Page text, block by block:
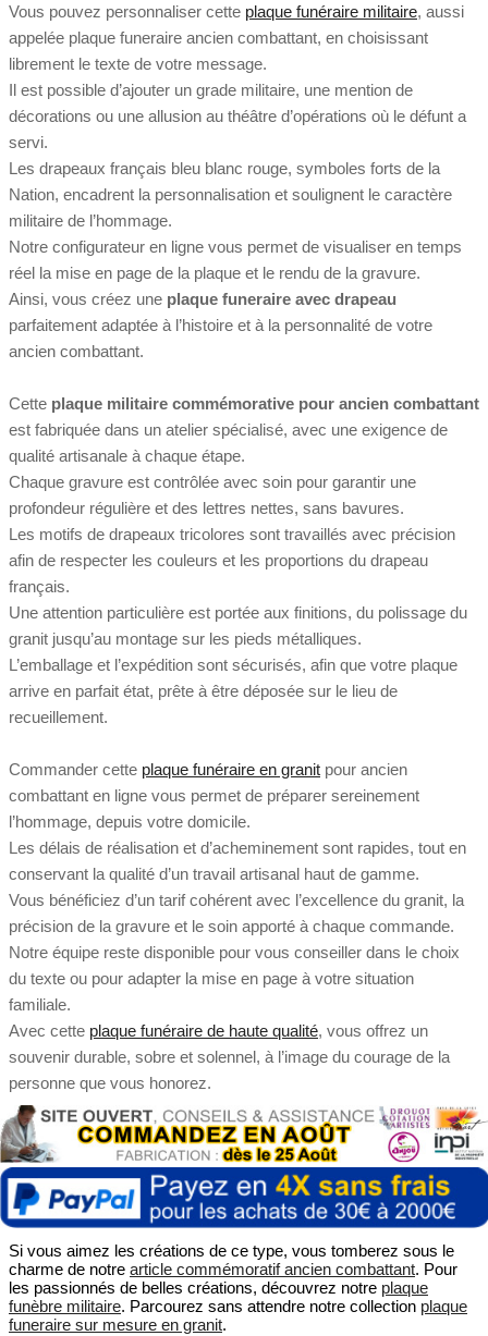
Vous pouvez personnaliser cette plaque funéraire militaire, aussi
appelée plaque funeraire ancien combattant, en choisissant
librement le texte de votre message.
Il est possible d’ajouter un grade militaire, une mention de
décorations ou une allusion au théâtre d’opérations où le défunt a
servi.
Les drapeaux français bleu blanc rouge, symboles forts de la
Nation, encadrent la personnalisation et soulignent le caractère
militaire de l’hommage.
Notre configurateur en ligne vous permet de visualiser en temps
réel la mise en page de la plaque et le rendu de la gravure.
Ainsi, vous créez une plaque funeraire avec drapeau
parfaitement adaptée à l’histoire et à la personnalité de votre
ancien combattant.
Cette plaque militaire commémorative pour ancien combattant
est fabriquée dans un atelier spécialisé, avec une exigence de
qualité artisanale à chaque étape.
Chaque gravure est contrôlée avec soin pour garantir une
profondeur régulière et des lettres nettes, sans bavures.
Les motifs de drapeaux tricolores sont travaillés avec précision
afin de respecter les couleurs et les proportions du drapeau
français.
Une attention particulière est portée aux finitions, du polissage du
granit jusqu’au montage sur les pieds métalliques.
L’emballage et l’expédition sont sécurisés, afin que votre plaque
arrive en parfait état, prête à être déposée sur le lieu de
recueillement.
Commander cette plaque funéraire en granit pour ancien
combattant en ligne vous permet de préparer sereinement
l’hommage, depuis votre domicile.
Les délais de réalisation et d’acheminement sont rapides, tout en
conservant la qualité d’un travail artisanal haut de gamme.
Vous bénéficiez d’un tarif cohérent avec l’excellence du granit, la
précision de la gravure et le soin apporté à chaque commande.
Notre équipe reste disponible pour vous conseiller dans le choix
du texte ou pour adapter la mise en page à votre situation
familiale.
Avec cette plaque funéraire de haute qualité, vous offrez un
souvenir durable, sobre et solennel, à l’image du courage de la
personne que vous honorez.
Si vous aimez les créations de ce type, vous tomberez sous le
charme de notre article commémoratif ancien combattant. Pour
les passionnés de belles créations, découvrez notre plaque
funèbre militaire. Parcourez sans attendre notre collection plaque
funeraire sur mesure en granit.